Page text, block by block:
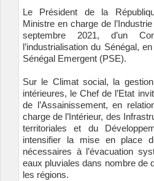
Le Président de la
Ministre en charge de
septembre 2021, d’un
l’industrialisation du Sénégal,
Sénégal Emergent (PSE).
Sur le Climat social, la
intérieures, le Chef de l’Etat
de l’Assainissement, en
charge de l’Intérieur, des
territoriales et du
intensifier la mise en place
nécessaires à l’évacuation
eaux pluviales dans nombre de
les régions.